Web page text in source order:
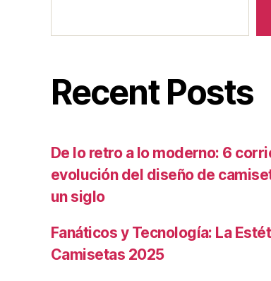
Recent Posts
De lo retro a lo moderno: 6
evolución del diseño de
un siglo
Fanáticos y Tecnología: La
Camisetas 2025